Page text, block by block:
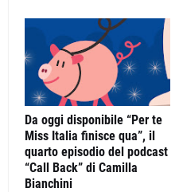
Da oggi disponibile “Per te
Miss Italia finisce qua”, il
quarto episodio del podcast
“Call Back” di Camilla
Bianchini